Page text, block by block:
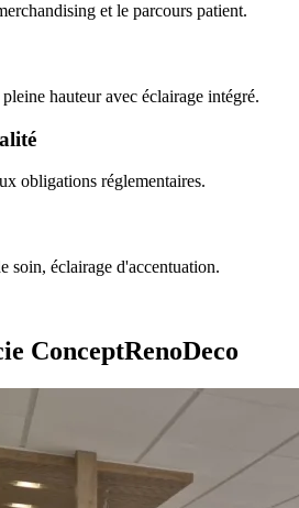
et le parcours patient.
hauteur avec éclairage intégré.
obligations réglementaires.
soin, éclairage d'accentuation.
ConceptRenoDeco